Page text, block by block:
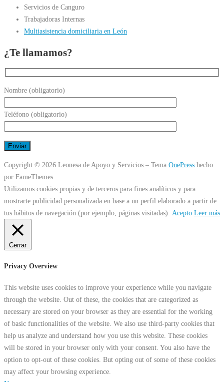
Servicios de Canguro
Trabajadoras Internas
Multiasistencia domiciliaria en León
¿Te llamamos?
Nombre (obligatorio)
Teléfono (obligatorio)
Copyright © 2026 Leonesa de Apoyo y Servicios – Tema OnePress hecho
por FameThemes
Utilizamos cookies propias y de terceros para fines analíticos y para
mostrarte publicidad personalizada en base a un perfil elaborado a partir de
tus hábitos de navegación (por ejemplo, páginas visitadas). Acepto Leer más
Cerrar
Privacy Overview
This website uses cookies to improve your experience while you navigate
through the website. Out of these, the cookies that are categorized as
necessary are stored on your browser as they are essential for the working
of basic functionalities of the website. We also use third-party cookies that
help us analyze and understand how you use this website. These cookies
will be stored in your browser only with your consent. You also have the
option to opt-out of these cookies. But opting out of some of these cookies
may affect your browsing experience.